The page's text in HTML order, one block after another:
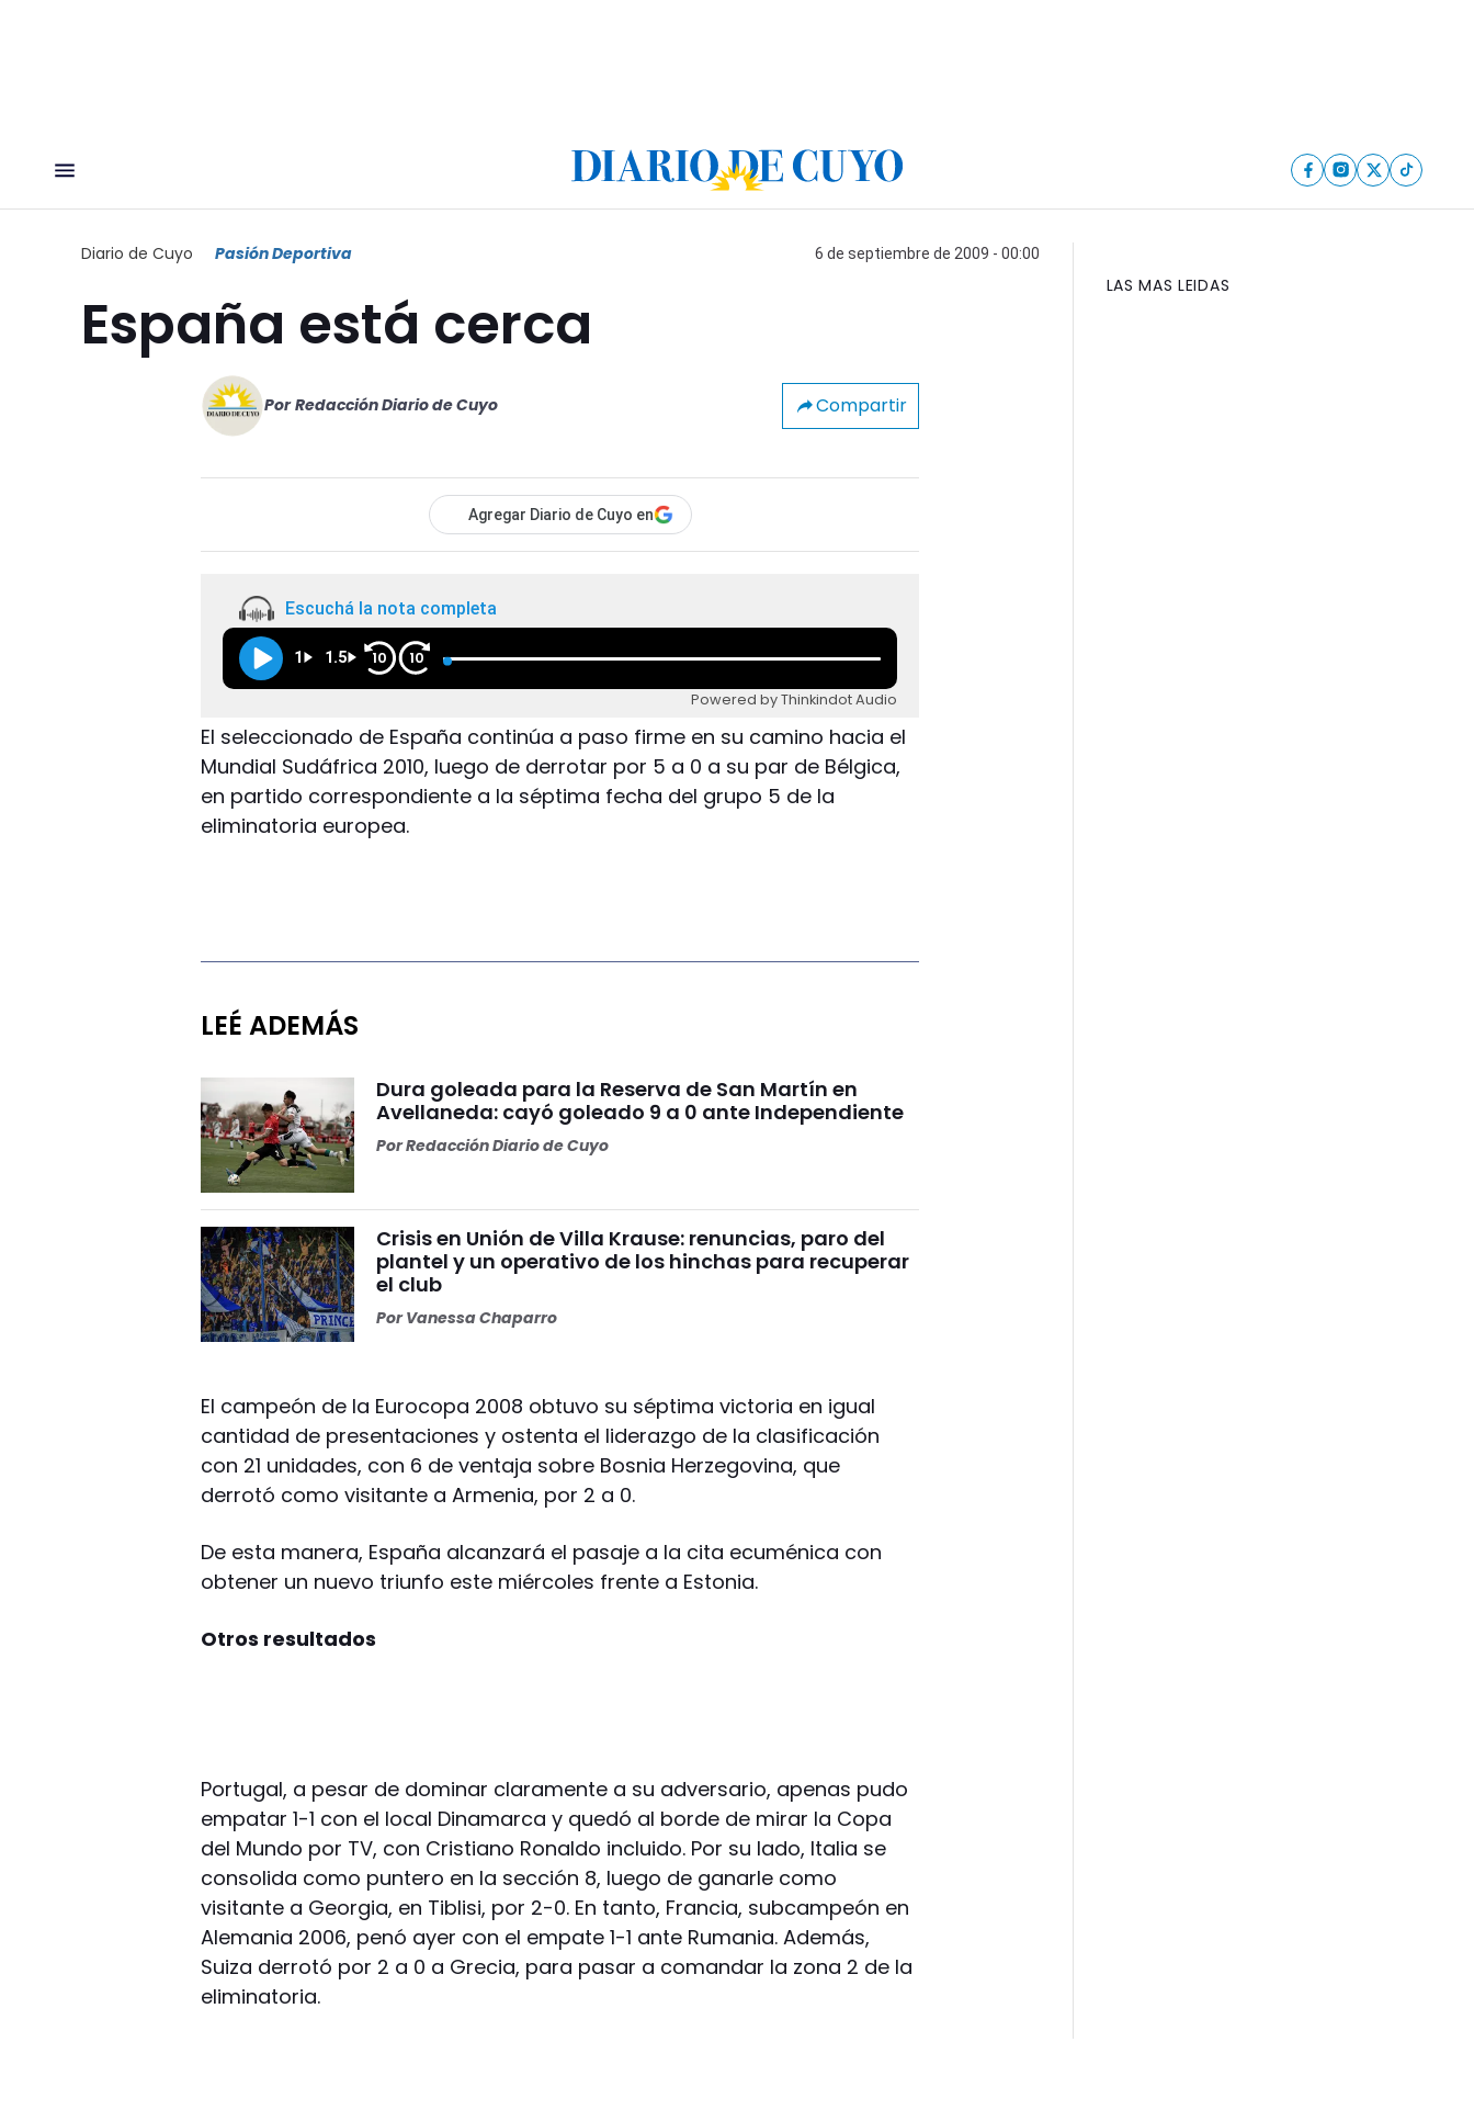
Diario de Cuyo Pasión Deportiva 6 de septiembre de 2009 - 00:00
España está cerca
Por Redacción Diario de Cuyo Compartir
Agregar Diario de Cuyo en
Escuchá la nota completa
1 1.5 10 10
Powered by Thinkindot Audio
El seleccionado de España continúa a paso firme en su camino hacia el
Mundial Sudáfrica 2010, luego de derrotar por 5 a 0 a su par de Bélgica,
en partido correspondiente a la séptima fecha del grupo 5 de la
eliminatoria europea.
LEÉ ADEMÁS
Dura goleada para la Reserva de San Martín en
Avellaneda: cayó goleado 9 a 0 ante Independiente
PorRedacción Diario de Cuyo
Crisis en Unión de Villa Krause: renuncias, paro del
plantel y un operativo de los hinchas para recuperar
el club
PorVanessa Chaparro
El campeón de la Eurocopa 2008 obtuvo su séptima victoria en igual
cantidad de presentaciones y ostenta el liderazgo de la clasificación
con 21 unidades, con 6 de ventaja sobre Bosnia Herzegovina, que
derrotó como visitante a Armenia, por 2 a 0.
De esta manera, España alcanzará el pasaje a la cita ecuménica con
obtener un nuevo triunfo este miércoles frente a Estonia.
Otros resultados
Portugal, a pesar de dominar claramente a su adversario, apenas pudo
empatar 1-1 con el local Dinamarca y quedó al borde de mirar la Copa
del Mundo por TV, con Cristiano Ronaldo incluido. Por su lado, Italia se
consolida como puntero en la sección 8, luego de ganarle como
visitante a Georgia, en Tiblisi, por 2-0. En tanto, Francia, subcampeón en
Alemania 2006, penó ayer con el empate 1-1 ante Rumania. Además,
Suiza derrotó por 2 a 0 a Grecia, para pasar a comandar la zona 2 de la
eliminatoria.
LAS MAS LEIDAS